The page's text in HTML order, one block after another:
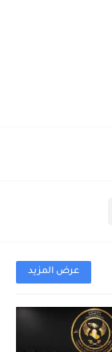
عرض المزيد